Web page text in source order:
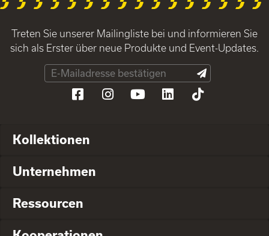
Treten Sie unserer Mailingliste bei und informieren Sie
sich als Erster über neue Produkte und Event-Updates.
Kollektionen
Unternehmen
Ressourcen